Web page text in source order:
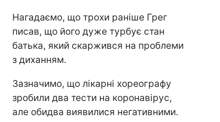
Нагадаємо, що трохи раніше Грег
писав, що його дуже турбує стан
батька, який скаржився на проблеми
з диханням.
Зазначимо, що лікарні хореографу
зробили два тести на коронавірус,
але обидва виявилися негативними.